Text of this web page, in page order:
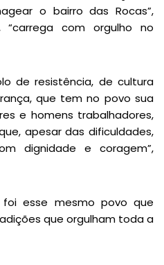
o bairro das Rocas”,
“carrega com orgulho no
de resistência, de cultura
que tem no povo sua
e homens trabalhadores,
apesar das dificuldades,
dignidade e coragem”,
esse mesmo povo que
que orgulham toda a